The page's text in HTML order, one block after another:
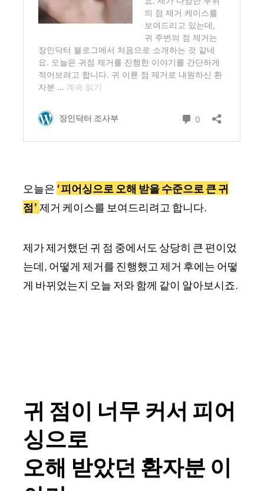
오늘은 ‘피어싱으로 오해 받을 수준으로 큰 귀
점’제거 케이스를 보여드리려고 합니다.
제가 제거했던 귀 점 중에서도 상당히 큰 편이었
는데, 어떻게 제거를 진행했고 제거 후에는 어떻
게 바뀌었는지 오늘 저와 함께 같이 알아보시죠.
귀 점이 너무 커서 피어
싱으로
오해 받았던 환자분 이